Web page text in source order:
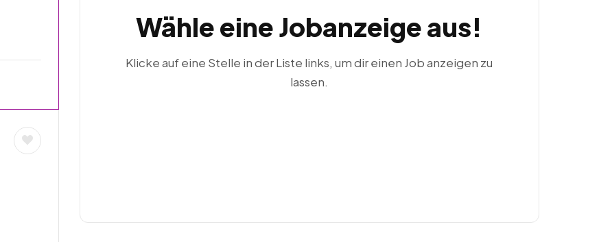
Wähle eine Jobanzeige aus!
Klicke auf eine Stelle in der Liste links, um dir einen Job anzeigen zu
lassen.